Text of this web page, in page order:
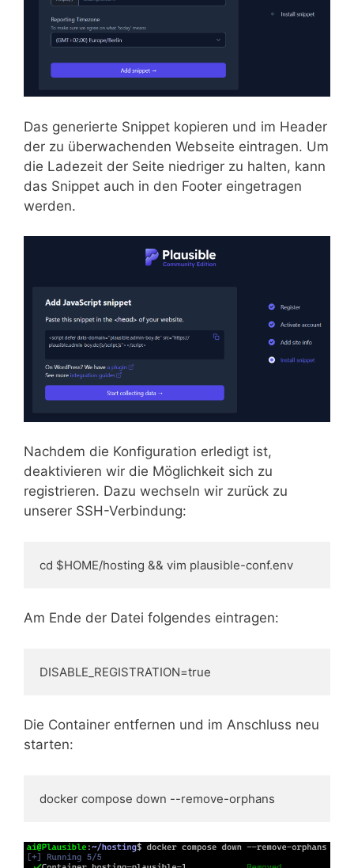
Das generierte Snippet kopieren und im Header
der zu überwachenden Webseite eintragen. Um
die Ladezeit der Seite niedriger zu halten, kann
das Snippet auch in den Footer eingetragen
werden.
Nachdem die Konfiguration erledigt ist,
deaktivieren wir die Möglichkeit sich zu
registrieren. Dazu wechseln wir zurück zu
unserer SSH-Verbindung:
cd $HOME/hosting && vim plausible-conf.env
Am Ende der Datei folgendes eintragen:
DISABLE_REGISTRATION=true
Die Container entfernen und im Anschluss neu
starten:
docker compose down --remove-orphans